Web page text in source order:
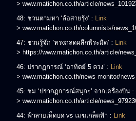
> www.matichon.co.th/article/
48: ชวนตามหา ‘ล้อสายรุ้ง’ : Link
> www.matichon.co.th/columnists/
47: ชวนรู้จัก ‘ทรงกลดผลึกพีระมิด’ : Link
> https://www.matichon.co.th/article/
46: ปรากฏการณ์ ‘อาทิตย์ 5 ดวง’ : Link
> www.matichon.co.th/news-monitor/
45: ชม ‘ปรากฏการณ์สนุกๆ’ จากเครื่องบิน :
> www.matichon.co.th/article/
44: ฟ้าลายเห็ดบด vs เมฆเกล็ดฟ้า : Link